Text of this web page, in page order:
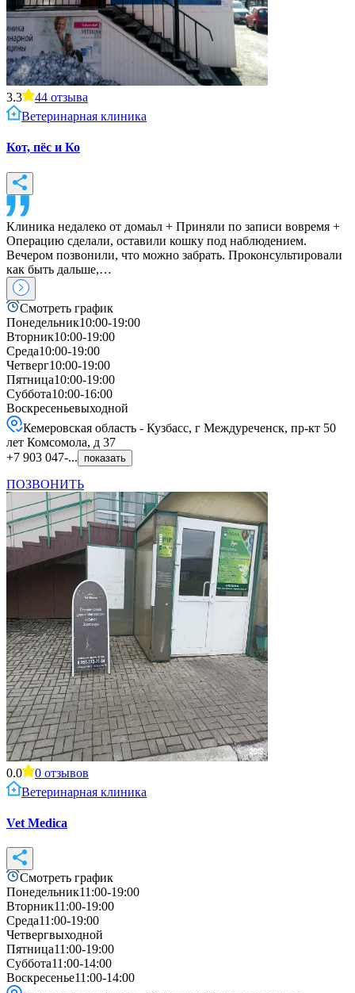
3.3 44 отзыва
Ветеринарная клиника
Кот, пёс и Ко
Клиника недалеко от домаьл + Приняли по записи вовремя +
Операцию сделали, оставили кошку под наблюдением.
Вечером позвонили, что можно забрать. Проконсультировали
как быть дальше,…
Смотреть график
Понедельник10:00-19:00
Вторник10:00-19:00
Среда10:00-19:00
Четверг10:00-19:00
Пятница10:00-19:00
Суббота10:00-16:00
Воскресеньевыходной
Кемеровская область - Кузбасс, г Междуреченск, пр-кт 50
лет Комсомола, д 37
+7 903 047-...
показать
ПОЗВОНИТЬ
0.0 0 отзывов
Ветеринарная клиника
Vet Medica
Смотреть график
Понедельник11:00-19:00
Вторник11:00-19:00
Среда11:00-19:00
Четвергвыходной
Пятница11:00-19:00
Суббота11:00-14:00
Воскресенье11:00-14:00